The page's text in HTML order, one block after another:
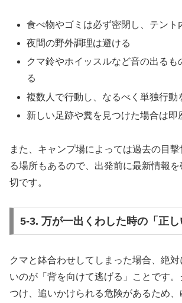
食べ物やゴミは必ず密閉し、テント
夜間の野外調理は避ける
クマ鈴やホイッスルなど音の出るも
る
複数人で行動し、なるべく単独行動
新しい足跡や糞を見つけた場合は即
また、キャンプ場によっては過去の目
る場所もあるので、出発前に最新情報
切です。
5-3. 万が一出くわした時の「正し
クマと鉢合わせしてしまった場合、絶
いのが「背を向けて逃げる」ことです
つけ、追いかけられる危険があるため